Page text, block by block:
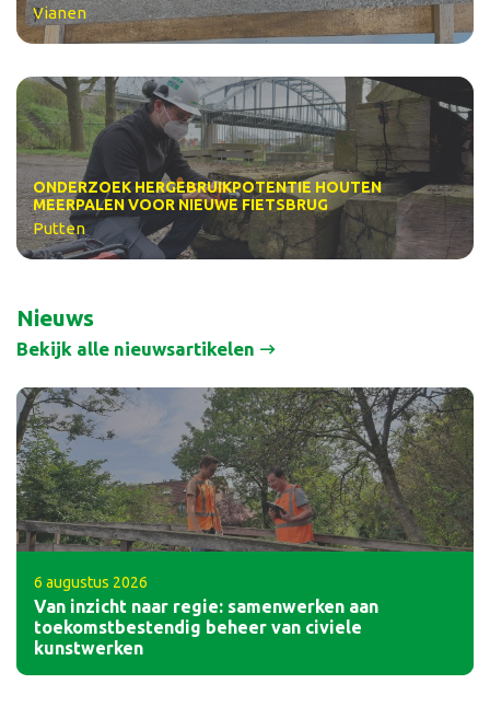
Vianen
ONDERZOEK HERGEBRUIKPOTENTIE HOUTEN
MEERPALEN VOOR NIEUWE FIETSBRUG
Putten
Nieuws
Bekijk alle nieuwsartikelen
6 augustus 2026
Van inzicht naar regie: samenwerken aan
toekomstbestendig beheer van civiele
kunstwerken